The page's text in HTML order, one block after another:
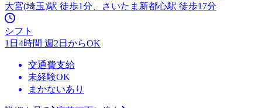
大宮(埼玉)駅 徒歩1分、さいたま新都心駅 徒歩17分
シフト
1日4時間 週2日からOK
交通費支給
未経験OK
まかないあり